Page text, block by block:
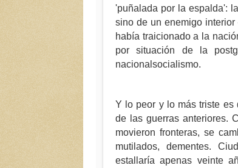
'puñalada por la espalda':
sino de un enemigo
había traicionado a la
por situación de la
nacionalsocialismo.
Y lo peor y lo más triste es
de las guerras anteriores.
movieron fronteras, se
mutilados, dementes.
estallaría apenas veinte